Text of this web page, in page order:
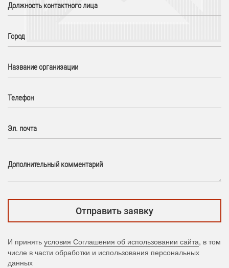
Должность контактного лица
Город
Название организации
Телефон
Эл. почта
Дополнительный комментарий
И принять условия Соглашения об использовании сайта, в том
числе в части обработки и использования персональных
данных